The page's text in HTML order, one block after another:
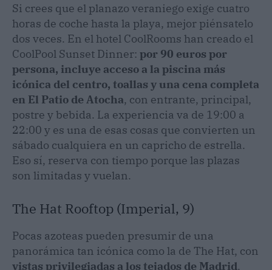
Si crees que el planazo veraniego exige cuatro
horas de coche hasta la playa, mejor piénsatelo
dos veces. En el hotel CoolRooms han creado el
CoolPool Sunset Dinner: por 90 euros por
persona, incluye acceso a la piscina más
icónica del centro, toallas y una cena completa
en El Patio de Atocha, con entrante, principal,
postre y bebida. La experiencia va de 19:00 a
22:00 y es una de esas cosas que convierten un
sábado cualquiera en un capricho de estrella.
Eso sí, reserva con tiempo porque las plazas
son limitadas y vuelan.
The Hat Rooftop (Imperial, 9)
Pocas azoteas pueden presumir de una
panorámica tan icónica como la de The Hat, con
vistas privilegiadas a los tejados de Madrid.